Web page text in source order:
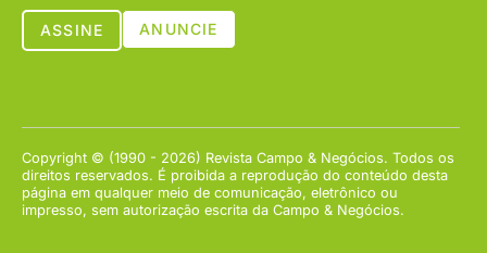
ASSINE ANUNCIE
Copyright © (1990 - 2026) Revista Campo & Negócios. Todos os
direitos reservados. É proibida a reprodução do conteúdo desta
página em qualquer meio de comunicação, eletrônico ou
impresso, sem autorização escrita da Campo & Negócios.